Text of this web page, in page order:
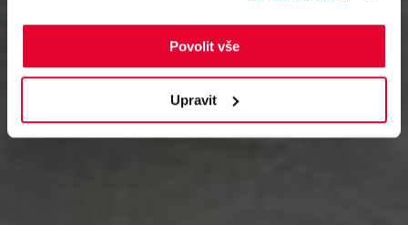
Povolit vše
Upravit